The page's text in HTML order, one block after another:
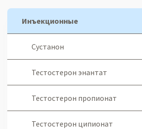
Инъекционные
Сустанон
Тестостерон энантат
Тестостерон пропионат
Тестостерон ципионат